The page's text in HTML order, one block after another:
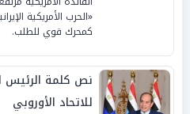
«الحرب الأمريكية
كمحرك قوي للطلب.
نص كلمة
للاتحاد الأوروبي